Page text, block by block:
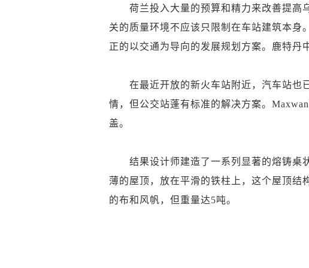
荷兰投入大量的预算和精力来改善提高
关的质量环境不应该只限制在车站建筑本身
正的以交通为导向的发展规划方案。鹿特丹
在最近开放的新火车站附近，汽车站也
情，但公交站蓬有标准的解决方案。
盖。
结果设计师建造了一系列显著的熔铸桌
薄的屋顶，放在平滑的铁柱上，这个屋顶结
的布和风帆，但重量达5吨。